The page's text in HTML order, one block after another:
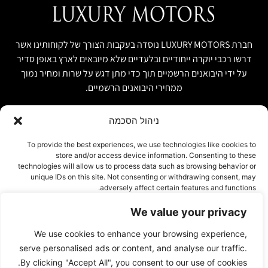
We value your privacy
We use cookies to enhance your browsing experience,
serve personalised ads or content, and analyse our traffic.
By clicking "Accept All", you consent to our use of cookies.
ניהול הסכמה
To provide the best experiences, we use technologies like cookies to
store and/or access device information. Consenting to these
technologies will allow us to process data such as browsing behavior or
unique IDs on this site. Not consenting or withdrawing consent, may
adversely affect certain features and functions.
דחייה
חברת LUXURY MOTORS נוסדה בעקבות הצורך של לקוחותינו אשר
דרשו רכבי יוקרה ייחודיים ובלעדיים שלא מיובאים לארץ באופן סדיר
על ידי היבואנים הרשמיים תוך כדי מתן דגש על שרות ומחיר נמוך
ממחירי היבואנים הרשמיים.
אודות
יבוא אישי ויבוא מקביל
טרייד אין ומשומשות
רכבים למכירה במלאי
צור קשר
עמוד פרטיות
074-7408590
office@luxury-motors.co.il